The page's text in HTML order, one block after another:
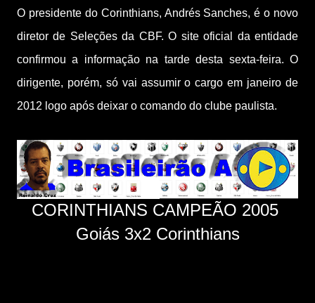
O presidente do Corinthians, Andrés Sanches, é o novo
diretor de Seleções da CBF. O site oficial da entidade
confirmou a informação na tarde desta sexta-feira. O
dirigente, porém, só vai assumir o cargo em janeiro de
2012 logo após deixar o comando do clube paulista.
CORINTHIANS CAMPEÃO 2005
Goiás 3x2 Corinthians